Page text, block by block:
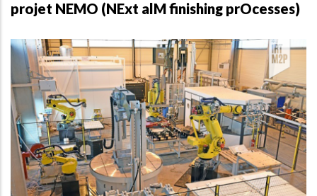
projet NEMO (NExt alM finishing prOcesses)